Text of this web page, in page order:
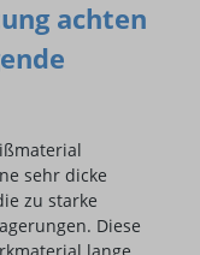
achten
sehr dicke
zu starke
Diese